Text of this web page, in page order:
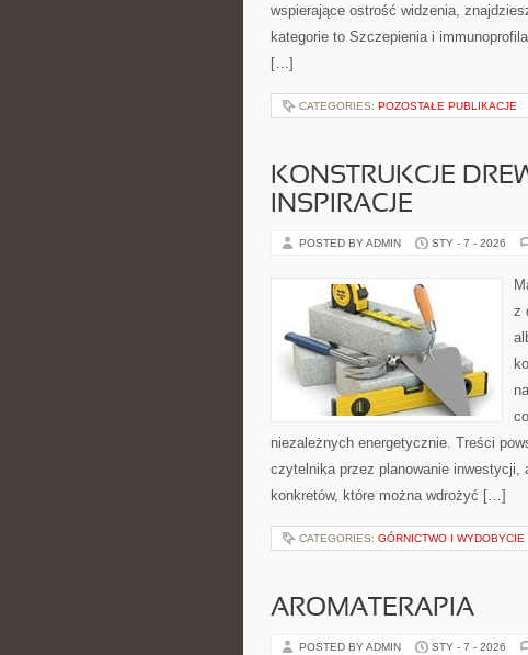
wspierające ostrość widzenia,
kategorie to Szczepienia i
[…]
CATEGORIES: POZOSTAŁE PUBLIKACJE
KONSTRUKCJE
INSPIRACJE
POSTED BY ADMIN STY - 7 - 2026
z
niezależnych energetycznie. Treści
czytelnika przez planowanie inwestycji,
konkretów, które można wdrożyć […]
CATEGORIES: GÓRNICTWO I WYDOBYCIE
AROMATERAPIA
POSTED BY ADMIN STY - 7 - 2026